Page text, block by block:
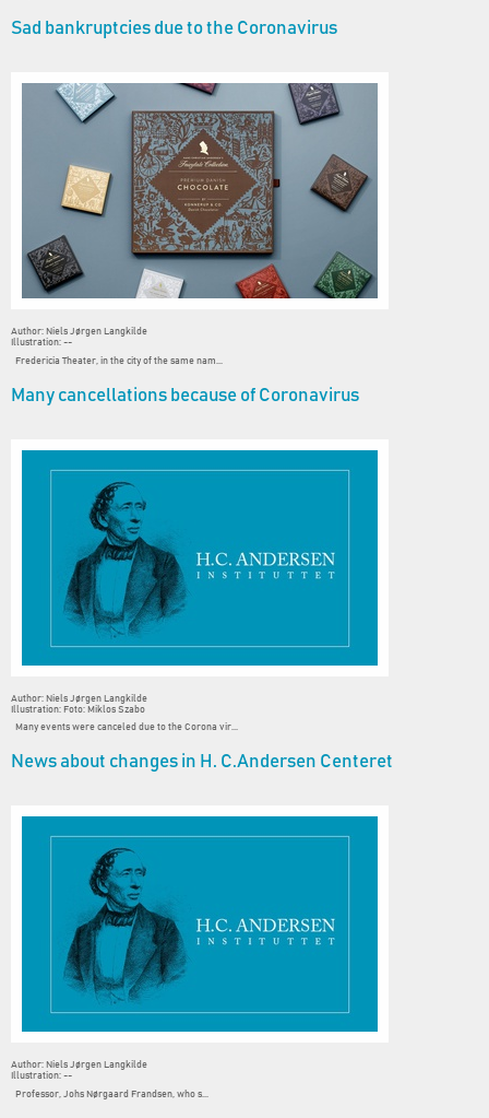
Sad bankruptcies due to the Coronavirus
Author: Niels Jørgen Langkilde
Illustration: --
Fredericia Theater, in the city of the same nam...
Many cancellations because of Coronavirus
Author: Niels Jørgen Langkilde
Illustration: Foto: Miklos Szabo
Many events were canceled due to the Corona vir...
News about changes in H. C.Andersen Centeret
Author: Niels Jørgen Langkilde
Illustration: --
Professor, Johs Nørgaard Frandsen, who s...